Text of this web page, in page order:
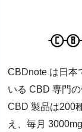
CBDnote は日本
いる CBD 専門
CBD 製品は200
え、毎月